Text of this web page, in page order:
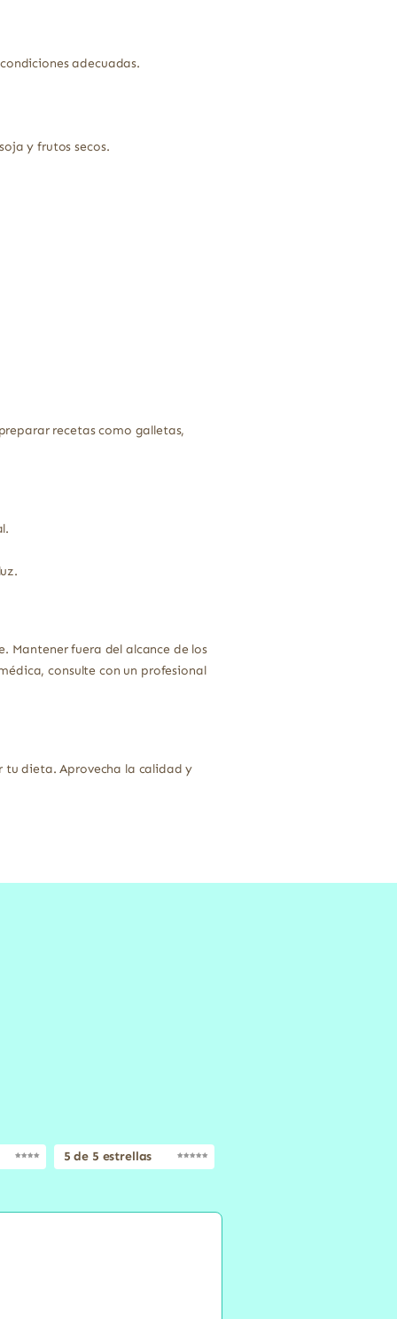
adecuadas.
y frutos secos.
recetas como galletas,
Mantener fuera del alcance de los
consulte con un profesional
tu dieta. Aprovecha la calidad y
5 de 5 estrellas